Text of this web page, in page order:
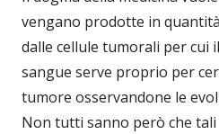
vengano prodotte in
dalle cellule tumorali per cui
sangue serve proprio per
tumore osservandone le
Non tutti sanno però che